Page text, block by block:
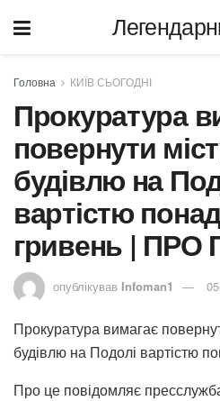
Головна КИЇВ СЬОГОДНІ
Прокуратура
повернути
будівлю на
вартістю
гривень |
опублікував Infoman1
Прокуратура вимагає
будівлю на Подолі вартістю
Про це повідомляє